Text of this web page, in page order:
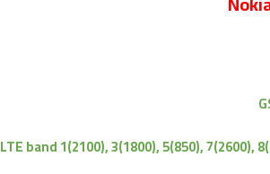
LTE band 1(2100), 3(1800), 5(850), 7(2600),